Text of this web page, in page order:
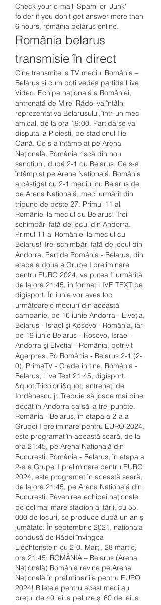
Check your e-mail 'Spam' or 'Junk'
folder if you don't get answer more than
6 hours, românia belarus online.
România belarus
transmisie în direct
Cine transmite la TV meciul România –
Belarus și cum poți vedea partida Live
Video. Echipa națională a României,
antrenată de Mirel Rădoi va întâlni
reprezentativa Belarusului, într-un meci
amical, de la ora 19:00. Partida se va
disputa la Ploiești, pe stadionul Ilie
Oană. Ce s-a întâmplat pe Arena
Națională. România riscă din nou
sancțiuni, după 2-1 cu Belarus. Ce s-a
întâmplat pe Arena Națională. România
a câștigat cu 2-1 meciul cu Belarus de
pe Arena Națională, meci urmărit din
tribune de peste 27. Primul 11 al
României la meciul cu Belarus! Trei
schimbări față de jocul din Andorra.
Primul 11 al României la meciul cu
Belarus! Trei schimbări față de jocul din
Andorra. Partida România - Belarus, din
etapa a doua a Grupe I preliminare
pentru EURO 2024, va putea fi urmărită
de la ora 21:45, în format LIVE TEXT pe
digisport. În iunie vor avea loc
următoarele meciuri din această
campanie, pe 16 iunie Andorra - Elveţia,
Belarus - Israel şi Kosovo - România, iar
pe 19 iunie Belarus - Kosovo, Israel -
Andorra şi Elveţia – România, potrivit
Agerpres. Ro România - Belarus 2-1 (2-
0). PrimaTV - Crede în tine. România -
Belarus, Live Text 21:45, digisport.
&quot;Tricolorii&quot; antrenați de
Iordănescu jr. Trebuie să joace mai bine
decât în Andorra ca să ia trei puncte.
România - Belarus, în etapa a 2-a a
Grupei I preliminare pentru EURO 2024,
este programat în această seară, de la
ora 21:45, pe Arena Națională din
București. România - Belarus, în etapa a
2-a a Grupei I preliminare pentru EURO
2024, este programat în această seară,
de la ora 21:45, pe Arena Națională din
București. Revenirea echipei naționale
pe cel mai mare stadion al țării, cu 55.
000 de locuri, se produce după un an și
jumătate. În septembrie 2021, naționala
condusă de Rădoi învingea
Liechtenstein cu 2-0. Marți, 28 martie,
ora 21:45: ROMÂNIA – Belarus (Arena
Națională) România revine pe Arena
Națională în preliminariile pentru EURO
2024! Biletele pentru acest meci au
prețul de 40 lei la peluze și 60 de lei la